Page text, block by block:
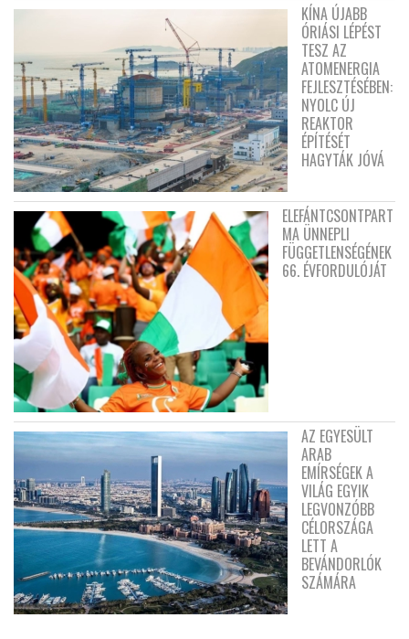
KÍNA ÚJABB
ÓRIÁSI LÉPÉST
TESZ AZ
ATOMENERGIA
FEJLESZTÉSÉBEN:
NYOLC ÚJ
REAKTOR
ÉPÍTÉSÉT
HAGYTÁK JÓVÁ
ELEFÁNTCSONTPART
MA ÜNNEPLI
FÜGGETLENSÉGÉNEK
66. ÉVFORDULÓJÁT
AZ EGYESÜLT
ARAB
EMÍRSÉGEK A
VILÁG EGYIK
LEGVONZÓBB
CÉLORSZÁGA
LETT A
BEVÁNDORLÓK
SZÁMÁRA